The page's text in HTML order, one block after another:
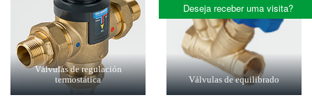
Válvulas de regulación
termostática
Válvulas de equilibrado
Deseja receber uma visita?